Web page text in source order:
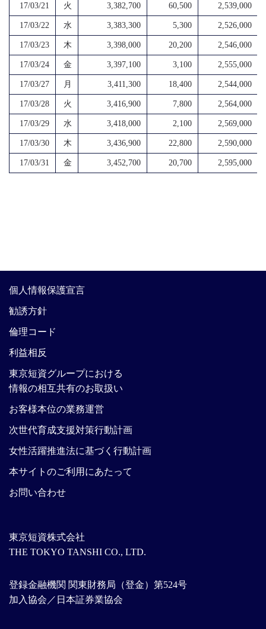
17/03/21 火 3,382,700 60,500 2,539,000
17/03/22 水 3,383,300 5,300 2,526,000
17/03/23 木 3,398,000 20,200 2,546,000
17/03/24 金 3,397,100 3,100 2,555,000
17/03/27 月 3,411,300 18,400 2,544,000
17/03/28 火 3,416,900 7,800 2,564,000
17/03/29 水 3,418,000 2,100 2,569,000
17/03/30 木 3,436,900 22,800 2,590,000
17/03/31 金 3,452,700 20,700 2,595,000
東京短資株式会社
THE TOKYO TANSHI CO., LTD.
登録金融機関 関東財務局（登金）第524号
加入協会／日本証券業協会
個人情報保護宣言
勧誘方針
倫理コード
利益相反
東京短資グループにおける
情報の相互共有のお取扱い
お客様本位の業務運営
次世代育成支援対策行動計画
女性活躍推進法に基づく行動計画
本サイトのご利用にあたって
お問い合わせ